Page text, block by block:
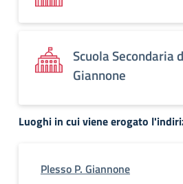
Scuola Secondaria
Giannone
Luoghi in cui viene erogato
Plesso P. Giannone